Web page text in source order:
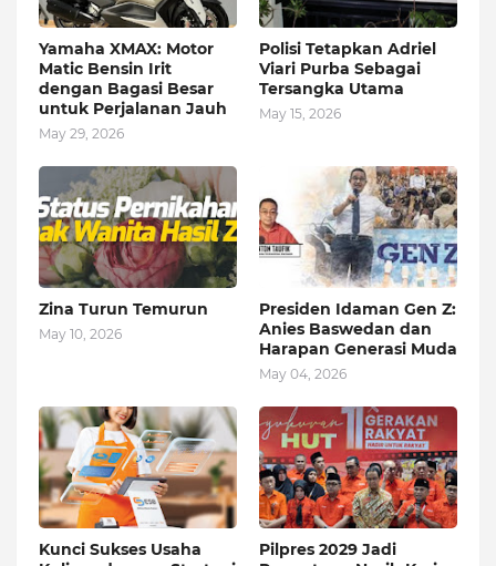
Yamaha XMAX: Motor
Matic Bensin Irit
dengan Bagasi Besar
untuk Perjalanan Jauh
May 29, 2026
Polisi Tetapkan Adriel
Viari Purba Sebagai
Tersangka Utama
May 15, 2026
Zina Turun Temurun
May 10, 2026
Presiden Idaman Gen Z:
Anies Baswedan dan
Harapan Generasi Muda
May 04, 2026
Kunci Sukses Usaha
Pilpres 2029 Jadi